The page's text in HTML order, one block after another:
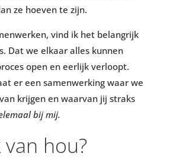
ze hoeven te zijn.
vind ik het belangrijk
Dat we elkaar alles kunnen
open en eerlijk verloopt.
er een samenwerking waar we
krijgen en waarvan jij straks
bij mij.
hou?